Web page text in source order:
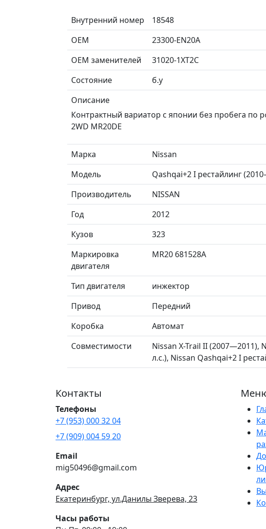
Внутренний номер
18548
ОЕМ
23300-EN20A
ОЕМ заменителей
31020-1XT2C
Состояние
б.у
Описание
Контрактный вариатор с японии без пробега по
2WD MR20DE
Марка
Nissan
Модель
Qashqai+2 I рестайлинг
Производитель
NISSAN
Год
2012
Кузов
323
Маркировка
двигателя
MR20 681528A
Тип двигателя
инжектор
Привод
Передний
Коробка
Автомат
Совместимости
Nissan X-Trail II (2007—2011),
л.с.), Nissan Qashqai+2 I
Контакты
Телефоны
+7 (953) 000 32 04
+7 (909) 004 59 20
Email
mig50496@gmail.com
Адрес
Екатеринбург, ул.Данилы Зверева, 23
Часы работы